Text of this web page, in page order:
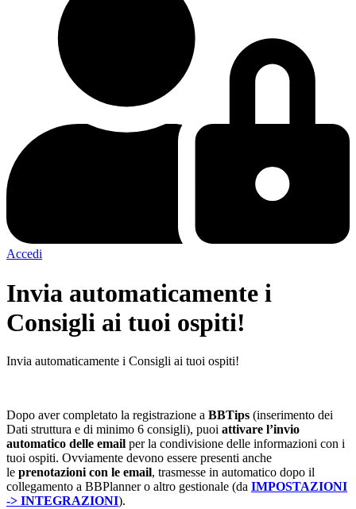
Accedi
Invia automaticamente i
Consigli ai tuoi ospiti!
Invia automaticamente i Consigli ai tuoi ospiti!
Dopo aver completato la registrazione a BBTips (inserimento dei
Dati struttura e di minimo 6 consigli), puoi attivare l’invio
automatico delle email per la condivisione delle informazioni con i
tuoi ospiti. Ovviamente devono essere presenti anche
le prenotazioni con le email, trasmesse in automatico dopo il
collegamento a BBPlanner o altro gestionale (da IMPOSTAZIONI
-> INTEGRAZIONI).